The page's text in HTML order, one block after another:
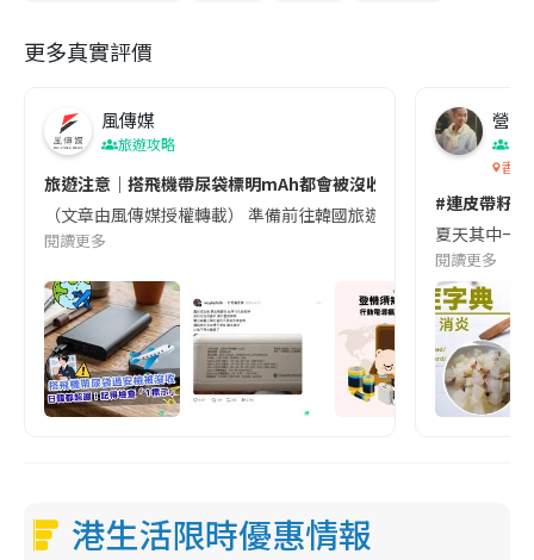
更多真實評價
風傳媒
旅遊攻略
旅遊注意｜搭飛機帶尿袋標明mAh都會被沒收😱出發前切記檢查
（文章由風傳媒授權轉載） 準備前往韓國旅遊的民眾，近期要
閱讀更多
營養
香港
#連皮帶籽
夏天其中一
閱讀更多
港生活限時優惠情報